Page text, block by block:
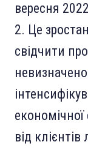
вересня
Це
свідчити
економічної
від